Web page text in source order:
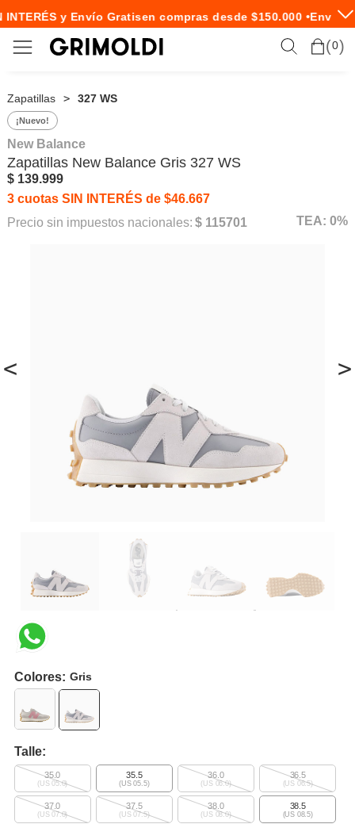
y Envío Gratisen compras desde $150.000 •Envío
0
Zapatillas 327 WS
< >
¡Nuevo!
New Balance
Zapatillas New Balance Gris 327 WS
$ 139.999
3 cuotas SIN INTERÉS de $46.667
Precio sin impuestos nacionales: $ 115701 TEA: 0%
Colores: Gris
Talle:
35.0
(US 05.0)
35.5
(US 05.5)
36.0
(US 06.0)
36.5
(US 06.5)
37.0
(US 07.0)
37.5
(US 07.5)
38.0
(US 08.0)
38.5
(US 08.5)